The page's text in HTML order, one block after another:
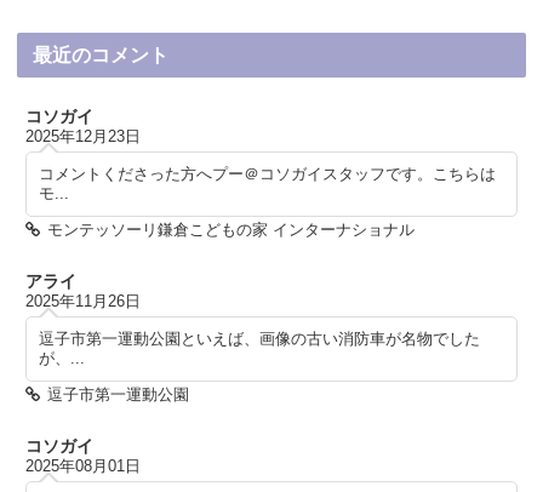
最近のコメント
コソガイ
2025年12月23日
コメントくださった方へプー＠コソガイスタッフです。こちらは
モ...
モンテッソーリ鎌倉こどもの家 インターナショナル
アライ
2025年11月26日
逗子市第一運動公園といえば、画像の古い消防車が名物でした
が、...
逗子市第一運動公園
コソガイ
2025年08月01日